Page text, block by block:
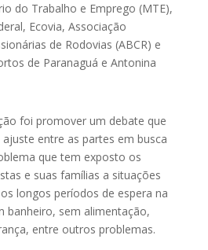
do Trabalho e Emprego (MTE),
Ecovia, Associação
de Rodovias (ABCR) e
de Paranaguá e Antonina
foi promover um debate que
entre as partes em busca
que tem exposto os
e suas famílias a situações
longos períodos de espera na
banheiro, sem alimentação,
entre outros problemas.